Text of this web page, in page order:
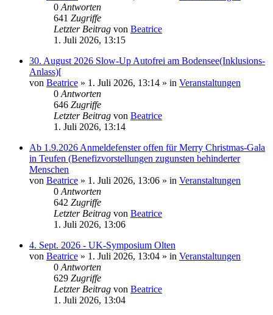
0 Antworten
641 Zugriffe
Letzter Beitrag von Beatrice
1. Juli 2026, 13:15
30. August 2026 Slow-Up Autofrei am Bodensee(Inklusions-
Anlass)[
von Beatrice » 1. Juli 2026, 13:14 » in Veranstaltungen
0 Antworten
646 Zugriffe
Letzter Beitrag von Beatrice
1. Juli 2026, 13:14
Ab 1.9.2026 Anmeldefenster offen für Merry Christmas-Gala
in Teufen (Benefizvorstellungen zugunsten behinderter
Menschen
von Beatrice » 1. Juli 2026, 13:06 » in Veranstaltungen
0 Antworten
642 Zugriffe
Letzter Beitrag von Beatrice
1. Juli 2026, 13:06
4. Sept. 2026 - UK-Symposium Olten
von Beatrice » 1. Juli 2026, 13:04 » in Veranstaltungen
0 Antworten
629 Zugriffe
Letzter Beitrag von Beatrice
1. Juli 2026, 13:04